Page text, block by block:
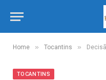
Home » Tocantins » Decisão que
TOCANTINS